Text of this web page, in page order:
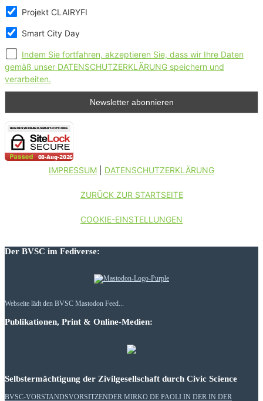
Projekt CLAIRYFI
Smart City Day
Indem Sie fortfahren, akzeptieren Sie, dass wir Ihre Daten
gemäß unser DATENSCHUTZERKLÄRUNG speichern und
verarbeiten.
IMPRESSUM DATENSCHUTZERKLÄRUNG
ZURÜCK ZUR STARTSEITE
COOKIE-EINSTELLUNGEN
Der BVSC im Fediverse:
Webseite lädt den BVSC Mastodon Feed...
Publikationen, Print & Online-Medien:
Selbstermächtigung der Zivilgesellschaft durch Civic Science
BVSC-VORSTANDSVORSITZENDER MIRKO DE PAOLI IN DER IN DER